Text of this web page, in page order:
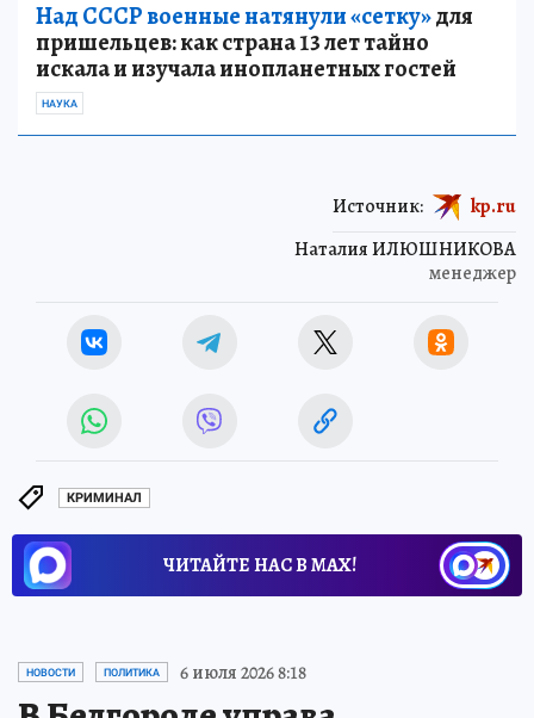
Над СССР военные натянули «сетку»для
пришельцев: как страна 13 лет тайно
искала и изучала инопланетных гостей
НАУКА
Наталия ИЛЮШНИКОВА
менеджер
Источник: kp.ru
КРИМИНАЛ
ЧИТАЙТЕ НАС В МАХ!
НОВОСТИ ПОЛИТИКА 6 июля 2026 8:18